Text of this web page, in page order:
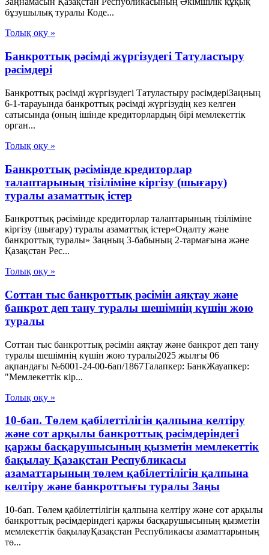
бұзушылық туралы Коде...
Толық оқу »
Банкроттық рәсімді жүргізудегі Татуластыру
рәсімдері
Банкроттық рәсімді жүргізудегі Татуластыру рәсімдеріЗаңның
6-1-тарауында банкроттық рәсімді жүргізудің кез келген
сатысында (оның ішінде кредиторлардың бірі мемлекеттік
орган...
Толық оқу »
Банкроттық рәсімінде кредиторлар
талаптарының тізіліміне кіргізу (шығару)
туралы азаматтық істер
Банкроттық рәсімінде кредиторлар талаптарының тізіліміне
кіргізу (шығару) туралы азаматтық істер«Оңалту және
банкроттық туралы» Заңның 3-бабының 2-тармағына және
Қазақстан Рес...
Толық оқу »
Соттан тыс банкроттық рәсімін аяқтау және
банкрот деп тану туралы шешімнің күшін жою
туралы
Соттан тыс банкроттық рәсімін аяқтау және банкрот деп тану
туралы шешімнің күшін жою туралы2025 жылғы 06
ақпандағы №6001-24-00-6ап/1867Талапкер: БанкЖауапкер:
"Мемлекеттік кір...
Толық оқу »
10-бап. Төлем қабілеттілігін қалпына келтіру
және сот арқылы банкроттық рәсімдеріндегі
қаржы басқарушысының қызметін мемлекеттік
бақылау Қазақстан Республикасы
азаматтарының төлем қабілеттілігін қалпына
келтіру және банкроттығы туралы Заңы
10-бап. Төлем қабілеттілігін қалпына келтіру және сот арқылы
банкроттық рәсімдеріндегі қаржы басқарушысының қызметін
мемлекеттік бақылауҚазақстан Республикасы азаматтарының
тө...